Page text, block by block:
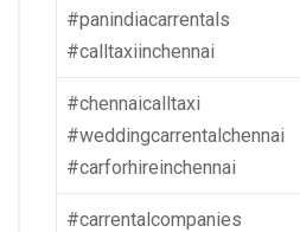
#panindiacarrentals
#calltaxiinchennai
#chennaicalltaxi
#weddingcarrentalchennai
#carforhireinchennai
#carrentalcompanies